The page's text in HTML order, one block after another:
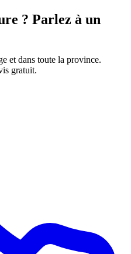
? Parlez à un
et dans toute la province.
gratuit.